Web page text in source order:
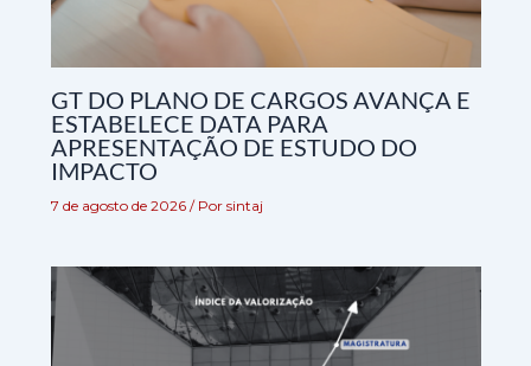
GT DO PLANO DE CARGOS AVANÇA E
ESTABELECE DATA PARA
APRESENTAÇÃO DE ESTUDO DO
IMPACTO
7 de agosto de 2026 / Por sintaj